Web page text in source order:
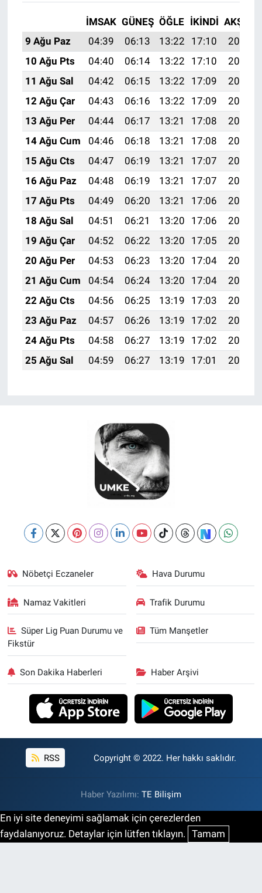
İMSAK GÜNEŞ ÖĞLE İKINDI AKŞAM
9 Ağu Paz
04:39 06:13 13:22 17:10
20:21
10 Ağu Pts
04:40 06:14 13:22 17:10
20:20
11 Ağu Sal
04:42 06:15 13:22 17:09
20:19
12 Ağu Çar
04:43 06:16 13:22 17:09
20:17
13 Ağu Per
04:44 06:17 13:21 17:08
20:16
14 Ağu Cum
04:46 06:18 13:21 17:08
20:15
15 Ağu Cts
04:47 06:19 13:21 17:07
20:14
16 Ağu Paz
04:48 06:19 13:21 17:07
20:12
17 Ağu Pts
04:49 06:20 13:21 17:06
20:11
18 Ağu Sal
04:51 06:21 13:20 17:06
20:10
19 Ağu Çar
04:52 06:22 13:20 17:05
20:08
20 Ağu Per
04:53 06:23 13:20 17:04
20:07
21 Ağu Cum
04:54 06:24 13:20 17:04
20:06
22 Ağu Cts
04:56 06:25 13:19 17:03
20:04
23 Ağu Paz
04:57 06:26 13:19 17:02
20:03
24 Ağu Pts
04:58 06:27 13:19 17:02
20:01
25 Ağu Sal
04:59 06:27 13:19 17:01 20:00
Nöbetçi Eczaneler Hava Durumu
Namaz Vakitleri Trafik Durumu
Süper Lig Puan Durumu ve
Fikstür
Tüm Manşetler
Son Dakika Haberleri Haber Arşivi
RSS Copyright © 2022. Her hakkı saklıdır.
Haber Yazılımı: TE Bilişim
En iyi site deneyimi sağlamak için çerezlerden
faydalanıyoruz. Detaylar için lütfen tıklayın. Tamam